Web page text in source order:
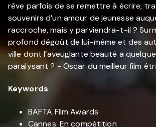
rêve parfois de se remettre à écrire,
souvenirs d’un amour de jeunesse
raccroche, mais y parviendra-t-il ?
profond dégoût de lui-même et des
ville dont l’aveuglante beauté a
paralysant ? - Oscar du meilleur film
Keywords
BAFTA Film Awards
Cannes: En compétition